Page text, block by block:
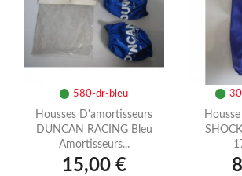
580-dr-bleu
Housses D'amortisseurs
DUNCAN RACING Bleu
Amortisseurs...
15,00 €